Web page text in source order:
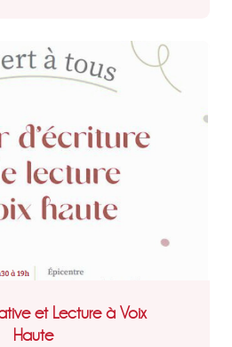
et Lecture à Voix
Haute